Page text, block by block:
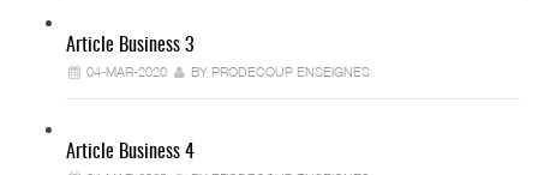
Article Business 3
04-MAR-2020 BY PRODECOUP ENSEIGNES
Article Business 4